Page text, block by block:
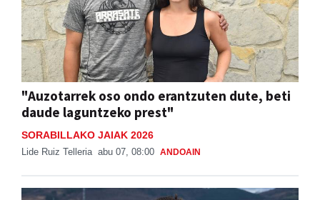
"Auzotarrek oso ondo erantzuten dute, beti
daude laguntzeko prest"
SORABILLAKO JAIAK 2026
Lide Ruiz Telleria abu 07, 08:00 ANDOAIN